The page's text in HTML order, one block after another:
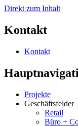
Direkt zum Inhalt
Kontakt
Kontakt
Projekte
Geschäftsfelder
Retail
Büro +